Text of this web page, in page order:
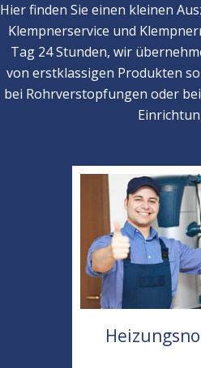
Hier finden Sie einen kleinen
Klempnerservice und
Tag 24 Stunden, wir
von erstklassigen Produkten
bei Rohrverstopfungen oder